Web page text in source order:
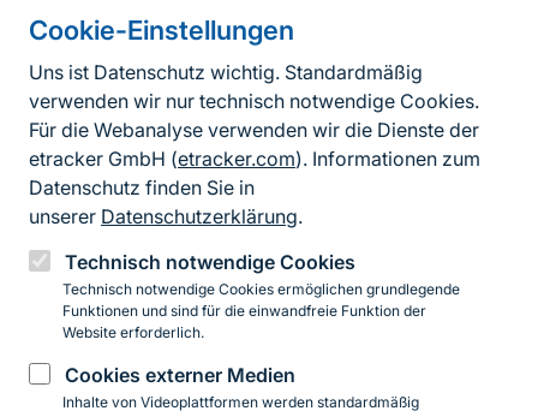
Cookie-Einstellungen
Uns ist Datenschutz wichtig. Standardmäßig
verwenden wir nur technisch notwendige Cookies.
Für die Webanalyse verwenden wir die Dienste der
etracker GmbH (etracker.com). Informationen zum
Datenschutz finden Sie in
unserer Datenschutzerklärung.
Technisch notwendige Cookies
Technisch notwendige Cookies ermöglichen grundlegende
Funktionen und sind für die einwandfreie Funktion der
Website erforderlich.
Cookies externer Medien
Inhalte von Videoplattformen werden standardmäßig
BfN-Schriften 740 - Evaluation of the Captive
Breeding Potential of Selected Reptile and
Amphibian Taxa Included in Appendices I and
II at CITES CoP19
Beate Pfau, Paul Bachhausen, Ronny Bakowskie, Tobias Eisenberg,
Stephan Ettmar, Andreas S. Hennig a. o.
BfN-Schriften • 2025
The German Association for Herpetology (DGHT)
was therefore commissioned by the Federal Agency
for Nature Conservation (BfN) to compile the...mehr
lesen
BfN-Schriften 740
Informationen zur Seite
FußzeileKontakt zum BfN
Kontaktformular
Erklärung zur Barrierefreiheit
Impressum
Datenschutz
InstagramFacebookYouTubeLinkedIn